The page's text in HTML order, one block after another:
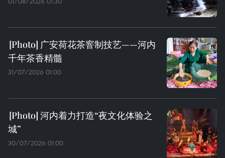
广安荷花茶窨制技艺——河内
千年茶香精髓
31/07/2026 01:00
河内着力打造“夜文化体验之
城”
30/07/2026 01:00